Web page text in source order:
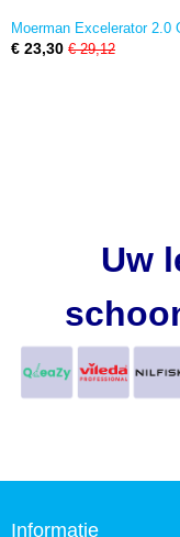
Moerman Excelerator 2.0
€ 23,30 € 29,12
Uw
Informatie